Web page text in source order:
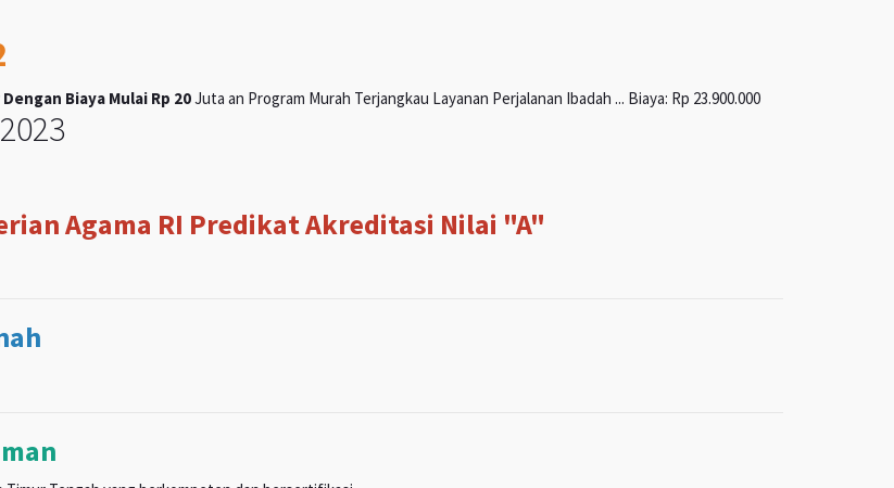
Biaya Mulai Rp 20Juta an Program Murah Terjangkau Layanan Perjalanan Ibadah ... Biaya: Rp 23.900.000
Agama RI Predikat Akreditasi Nilai "A"